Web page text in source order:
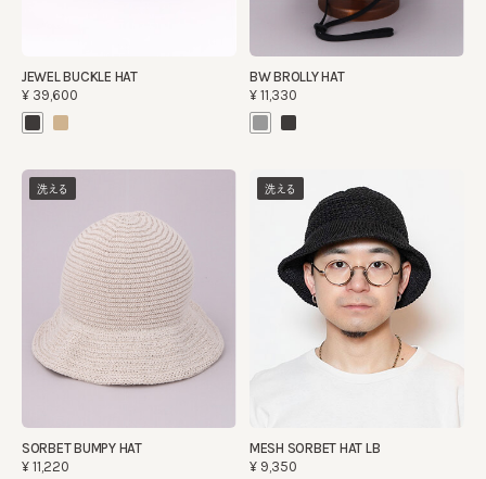
JEWEL BUCKLE HAT
¥39,600
BW BROLLY HAT
¥11,330
洗える
SORBET BUMPY HAT
¥11,220
洗える
MESH SORBET HAT LB
¥9,350